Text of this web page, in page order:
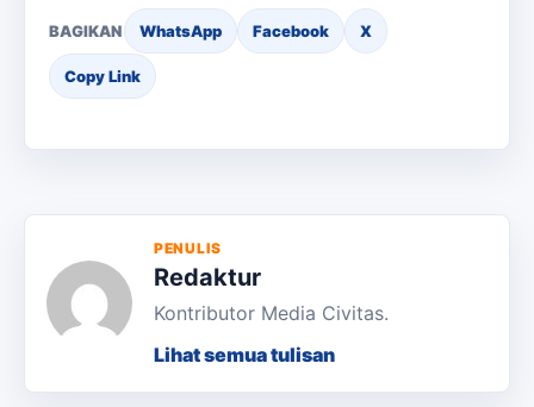
BAGIKAN WhatsApp Facebook X
Copy Link
PENULIS
Redaktur
Kontributor Media Civitas.
Lihat semua tulisan